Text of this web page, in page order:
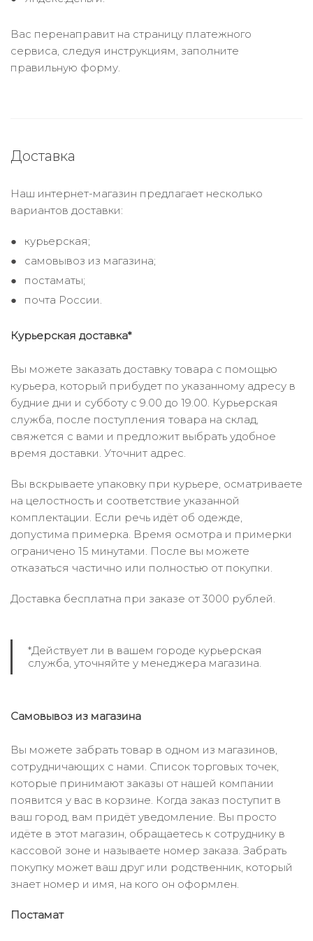
Вас перенаправит на страницу платежного
сервиса, следуя инструкциям, заполните
правильную форму.
Доставка
Наш интернет-магазин предлагает несколько
вариантов доставки:
курьерская;
самовывоз из магазина;
постаматы;
почта России.
Курьерская доставка*
Вы можете заказать доставку товара с помощью
курьера, который прибудет по указанному адресу в
будние дни и субботу с 9.00 до 19.00. Курьерская
служба, после поступления товара на склад,
свяжется с вами и предложит выбрать удобное
время доставки. Уточнит адрес.
Вы вскрываете упаковку при курьере, осматриваете
на целостность и соответствие указанной
комплектации. Если речь идёт об одежде,
допустима примерка. Время осмотра и примерки
ограничено 15 минутами. После вы можете
отказаться частично или полностью от покупки.
Доставка бесплатна при заказе от 3000 рублей.
*Действует ли в вашем городе курьерская
служба, уточняйте у менеджера магазина.
Самовывоз из магазина
Вы можете забрать товар в одном из магазинов,
сотрудничающих с нами. Список торговых точек,
которые принимают заказы от нашей компании
появится у вас в корзине. Когда заказ поступит в
ваш город, вам придёт уведомление. Вы просто
идёте в этот магазин, обращаетесь к сотруднику в
кассовой зоне и называете номер заказа. Забрать
покупку может ваш друг или родственник, который
знает номер и имя, на кого он оформлен.
Постамат